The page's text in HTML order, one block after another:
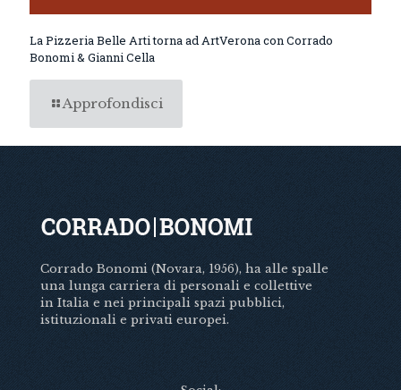
La Pizzeria Belle Arti torna ad ArtVerona con Corrado
Bonomi & Gianni Cella
Approfondisci
Corrado Bonomi (Novara, 1956), ha alle spalle
una lunga carriera di personali e collettive
in Italia e nei principali spazi pubblici,
istituzionali e privati europei.